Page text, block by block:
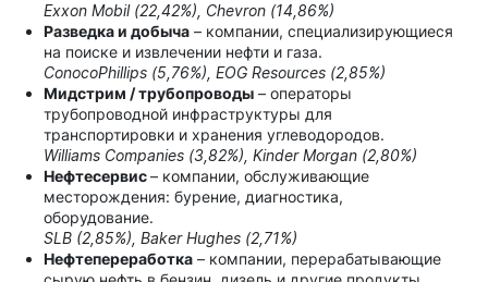
Exxon Mobil (22,42%), Chevron (14,86%)
Разведка и добыча – компании, специализирующиеся
на поиске и извлечении нефти и газа.
ConocoPhillips (5,76%), EOG Resources (2,85%)
Мидстрим / трубопроводы – операторы
трубопроводной инфраструктуры для
транспортировки и хранения углеводородов.
Williams Companies (3,82%), Kinder Morgan (2,80%)
Нефтесервис– компании, обслуживающие
месторождения: бурение, диагностика,
оборудование.
SLB (2,85%), Baker Hughes (2,71%)
Нефтепереработка – компании, перерабатывающие